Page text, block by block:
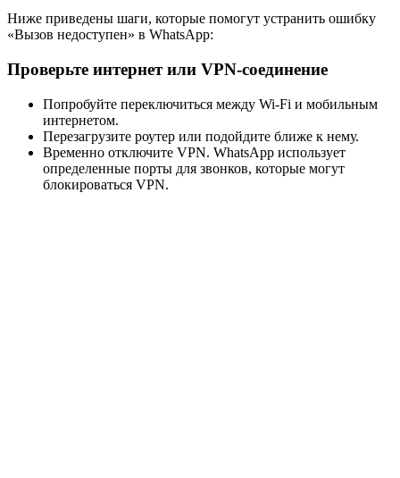
Ниже приведены шаги, которые помогут устранить ошибку
«Вызов недоступен» в WhatsApp:
Проверьте интернет или VPN-соединение
Попробуйте переключиться между Wi-Fi и мобильным
интернетом.
Перезагрузите роутер или подойдите ближе к нему.
Временно отключите VPN. WhatsApp использует
определенные порты для звонков, которые могут
блокироваться VPN.